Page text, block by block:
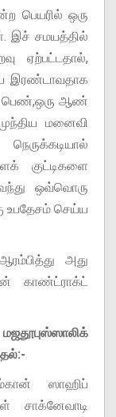
பெயரில் ஒரு
இச் சமயத்தில்
ஏற்பட்டதால்,
இரண்டாவதாக
5 பெண்,ஒரு ஆண்
மனைவி
குட்டிகளை
வந்து ஒவ்வொரு
உபதேசம் செய்ய
அது
காண்ட்ராக்ட்
ஸாஹிப்